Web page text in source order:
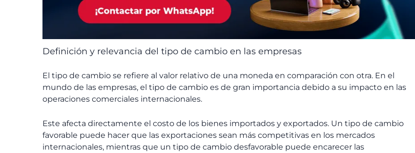
Definición y relevancia del tipo de cambio en las empresas
El tipo de cambio se refiere al valor relativo de una moneda en comparación con otra. En el
mundo de las empresas, el tipo de cambio es de gran importancia debido a su impacto en las
operaciones comerciales internacionales.
Este afecta directamente el costo de los bienes importados y exportados. Un tipo de cambio
favorable puede hacer que las exportaciones sean más competitivas en los mercados
internacionales, mientras que un tipo de cambio desfavorable puede encarecer las